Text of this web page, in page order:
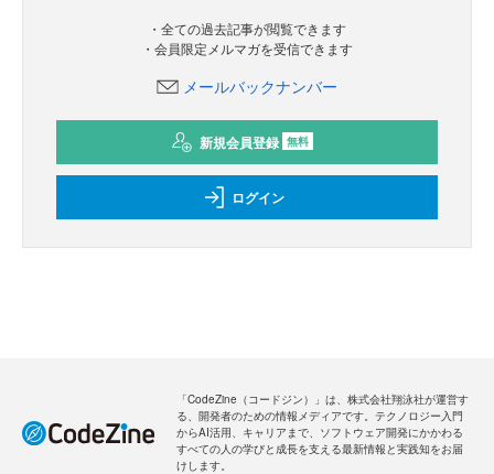
・全ての過去記事が閲覧できます
・会員限定メルマガを受信できます
メールバックナンバー
新規会員登録 無料
ログイン
「CodeZine（コードジン）」は、株式会社翔泳社が運営す
る、開発者のための情報メディアです。テクノロジー入門
からAI活用、キャリアまで、ソフトウェア開発にかかわる
すべての人の学びと成長を支える最新情報と実践知をお届
けします。